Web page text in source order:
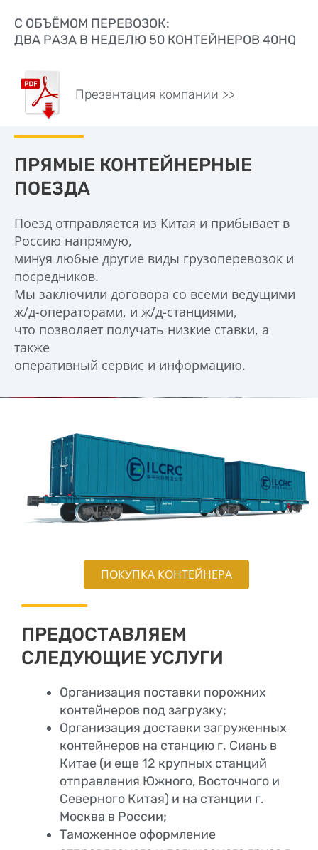
С ОБЪЁМОМ ПЕРЕВОЗОК:
ДВА РАЗА В НЕДЕЛЮ 50 КОНТЕЙНЕРОВ 40HQ
Презентация компании >>
ПРЯМЫЕ КОНТЕЙНЕРНЫЕ
ПОЕЗДА
Поезд отправляется из Китая и прибывает в
Россию напрямую,
минуя любые другие виды грузоперевозок и
посредников.
Мы заключили договора со всеми ведущими
ж/д-операторами, и ж/д-станциями,
что позволяет получать низкие ставки, а
также
оперативный сервис и информацию.
ПОКУПКА КОНТЕЙНЕРА
ПРЕДОСТАВЛЯЕМ
СЛЕДУЮЩИЕ УСЛУГИ
Организация поставки порожних
контейнеров под загрузку;
Организация доставки загруженных
контейнеров на станцию г. Сиань в
Китае (и еще 12 крупных станций
отправления Южного, Восточного и
Северного Китая) и на станции г.
Москва в России;
Таможенное оформление